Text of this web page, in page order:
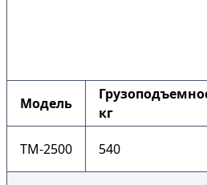
Модель
кг
ТМ-2500 540